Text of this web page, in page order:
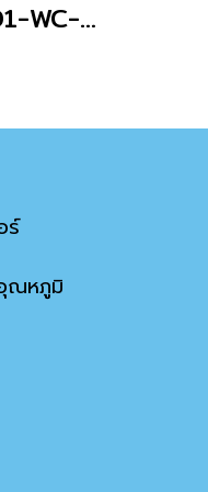
E2E-C05S01-WC-C1 2M
ร์
ณหภูมิ